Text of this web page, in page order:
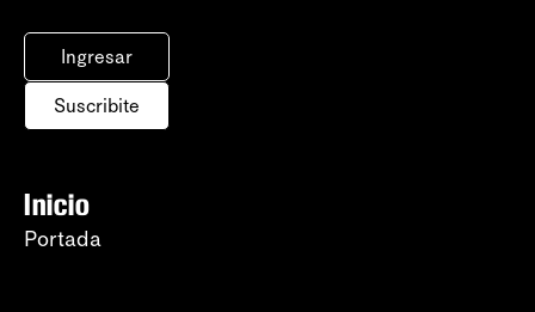
Ingresar
Suscribite
Inicio
Portada